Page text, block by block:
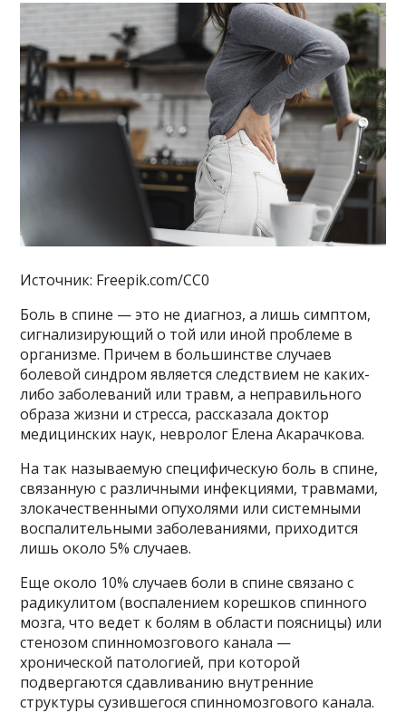
Источник: Freepik.com/CC0
Боль в спине — это не диагноз, а лишь симптом,
сигнализирующий о той или иной проблеме в
организме. Причем в большинстве случаев
болевой синдром является следствием не каких-
либо заболеваний или травм, а неправильного
образа жизни и стресса, рассказала доктор
медицинских наук, невролог Елена Акарачкова.
На так называемую специфическую боль в спине,
связанную с различными инфекциями, травмами,
злокачественными опухолями или системными
воспалительными заболеваниями, приходится
лишь около 5% случаев.
Еще около 10% случаев боли в спине связано с
радикулитом (воспалением корешков спинного
мозга, что ведет к болям в области поясницы) или
стенозом спинномозгового канала —
хронической патологией, при которой
подвергаются сдавливанию внутренние
структуры сузившегося спинномозгового канала.